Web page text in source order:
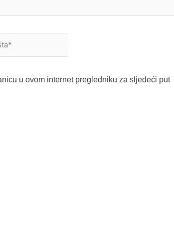
u ovom internet pregledniku za sljedeći put